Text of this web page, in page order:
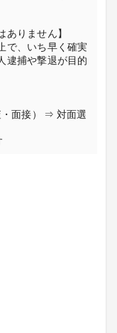
ありません】
で、いち早く確実
逮捕や撃退が目的
面接） ⇒ 対面選